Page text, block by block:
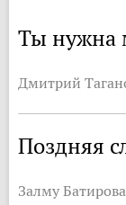
Ты нужна
Дмитрий
Поздняя
Залму Батирова